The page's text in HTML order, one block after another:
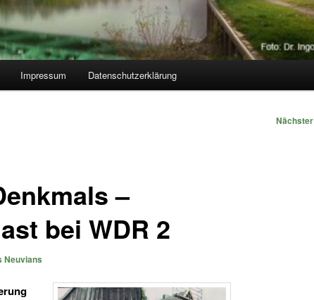
Impressum Datenschutzerklärung
Nächster
–
bei WDR 2
Neuvians